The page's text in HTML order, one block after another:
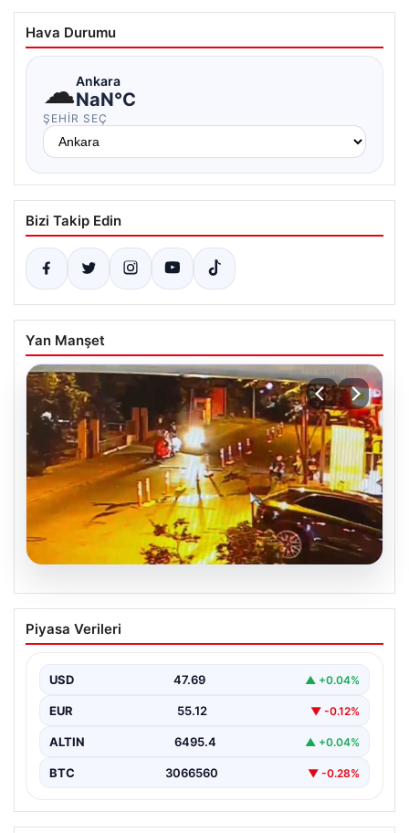
Hava Durumu
☁Ankara
NaN°C
ŞEHIR SEÇ
Bizi Takip Edin
Yan Manşet
05.08.2026
Nilda Müge’nin Ölümüne Yönelik Silahlı
Saldırının Kameralara Yansıyan
İstanbul’un Şişli ilçesinde yaşanan korkutucu olayda,
ilaçları…
Piyasa Verileri
USD 47.69 ▲ +0.04%
EUR 55.12 ▼ -0.12%
ALTIN 6495.4 ▲ +0.04%
BTC 3066560 ▼ -0.28%